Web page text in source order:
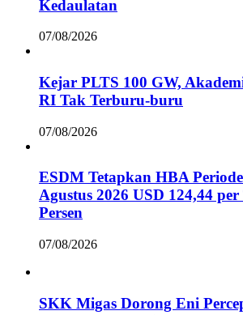
Kedaulatan
07/08/2026
Kejar PLTS 100 GW,
RI Tak Terburu-buru
07/08/2026
ESDM Tetapkan HBA
Agustus 2026 USD 124,44
Persen
07/08/2026
SKK Migas Dorong Eni